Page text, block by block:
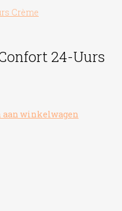
Crème
24-Uurs
aan winkelwagen